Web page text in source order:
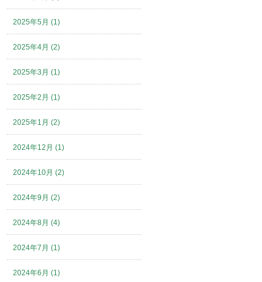
2025年5月 (1)
2025年4月 (2)
2025年3月 (1)
2025年2月 (1)
2025年1月 (2)
2024年12月 (1)
2024年10月 (2)
2024年9月 (2)
2024年8月 (4)
2024年7月 (1)
2024年6月 (1)